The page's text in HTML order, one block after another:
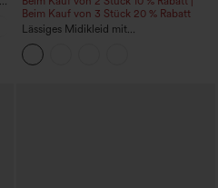
Beim Kauf von 3 Stück 20 % Rabatt
Lässiges Midikleid mit
Rundhalsausschnitt, integriertem BH,
ärmellos und Rüschensaum